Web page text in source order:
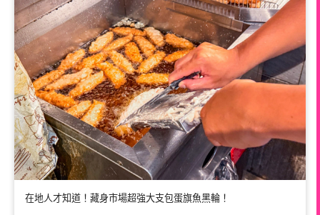
在地人才知道！藏身市場超強大支包蛋旗魚黑輪！